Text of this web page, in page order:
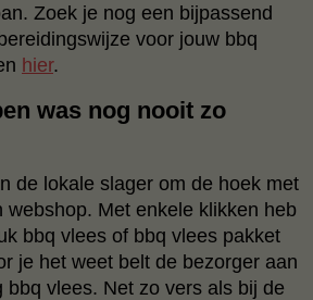
Zoek je nog een bijpassend
voor jouw bbq
hier.
was nog nooit zo
de lokale slager om de hoek met
webshop. Met enkele klikken heb
bbq vlees of bbq vlees pakket
je het weet belt de bezorger aan
bbq vlees. Net zo vers als bij de